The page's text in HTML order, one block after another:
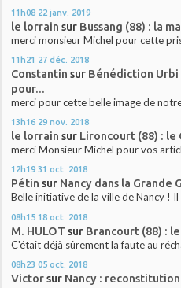
11h08 22 janv. 2019
le lorrain sur Bussang (88) : la
merci monsieur Michel pour cette
11h21 27 déc. 2018
Constantin sur Bénédiction Urbi
pour...
merci pour cette belle image de
13h16 29 nov. 2018
le lorrain sur Lironcourt (88) : le
merci Monsieur Michel pour vos
12h19 31 oct. 2018
Pétin sur Nancy dans la Grande
Belle initiative de la ville de Nancy !
08h15 18 oct. 2018
M. HULOT sur Brancourt (88) :
C'était déjà sûrement la faute au
08h23 05 oct. 2018
Victorsur Nancy :